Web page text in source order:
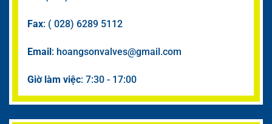
Fax: ( 028) 6289 5112
Email: hoangsonvalves@gmail.com
Giờ làm việc: 7:30 - 17:00